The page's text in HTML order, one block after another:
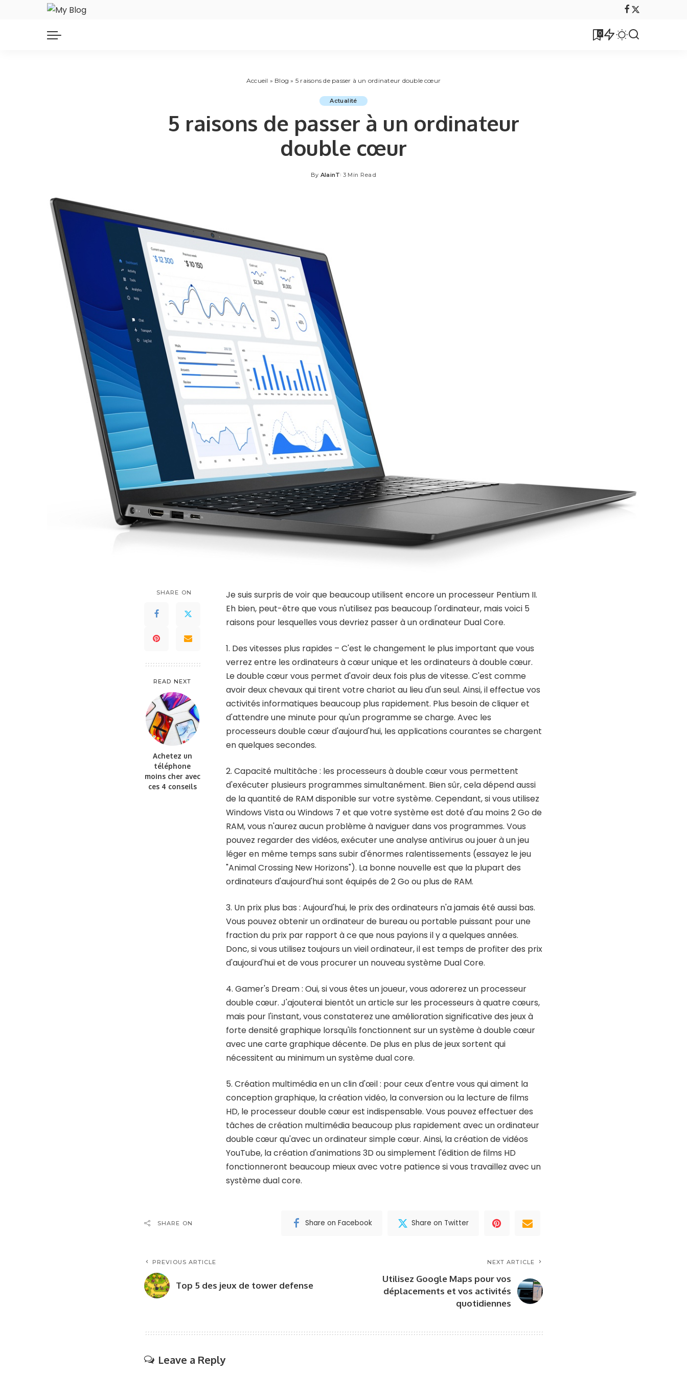
0
Accueil » Blog » 5 raisons de passer à un ordinateur double cœur
Actualité
5 raisons de passer à un ordinateur
double cœur
Posted
By AlainT 3 Min Read
SHARE ON
READ NEXT
Achetez un
téléphone
moins cher avec
ces 4 conseils
Je suis surpris de voir que beaucoup utilisent encore un processeur Pentium II.
Eh bien, peut-être que vous n'utilisez pas beaucoup l'ordinateur, mais voici 5
raisons pour lesquelles vous devriez passer à un ordinateur Dual Core.
1. Des vitesses plus rapides – C'est le changement le plus important que vous
verrez entre les ordinateurs à cœur unique et les ordinateurs à double cœur.
Le double cœur vous permet d'avoir deux fois plus de vitesse. C'est comme
avoir deux chevaux qui tirent votre chariot au lieu d'un seul. Ainsi, il effectue vos
activités informatiques beaucoup plus rapidement. Plus besoin de cliquer et
d'attendre une minute pour qu'un programme se charge. Avec les
processeurs double cœur d'aujourd'hui, les applications courantes se chargent
en quelques secondes.
2. Capacité multitâche : les processeurs à double cœur vous permettent
d'exécuter plusieurs programmes simultanément. Bien sûr, cela dépend aussi
de la quantité de RAM disponible sur votre système. Cependant, si vous utilisez
Windows Vista ou Windows 7 et que votre système est doté d'au moins 2 Go de
RAM, vous n'aurez aucun problème à naviguer dans vos programmes. Vous
pouvez regarder des vidéos, exécuter une analyse antivirus ou jouer à un jeu
léger en même temps sans subir d'énormes ralentissements (essayez le jeu
"Animal Crossing New Horizons"). La bonne nouvelle est que la plupart des
ordinateurs d'aujourd'hui sont équipés de 2 Go ou plus de RAM.
3. Un prix plus bas : Aujourd'hui, le prix des ordinateurs n'a jamais été aussi bas.
Vous pouvez obtenir un ordinateur de bureau ou portable puissant pour une
fraction du prix par rapport à ce que nous payions il y a quelques années.
Donc, si vous utilisez toujours un vieil ordinateur, il est temps de profiter des prix
d'aujourd'hui et de vous procurer un nouveau système Dual Core.
4. Gamer's Dream : Oui, si vous êtes un joueur, vous adorerez un processeur
double cœur. J'ajouterai bientôt un article sur les processeurs à quatre cœurs,
mais pour l'instant, vous constaterez une amélioration significative des jeux à
forte densité graphique lorsqu'ils fonctionnent sur un système à double cœur
avec une carte graphique décente. De plus en plus de jeux sortent qui
nécessitent au minimum un système dual core.
5. Création multimédia en un clin d'œil : pour ceux d'entre vous qui aiment la
conception graphique, la création vidéo, la conversion ou la lecture de films
HD, le processeur double cœur est indispensable. Vous pouvez effectuer des
tâches de création multimédia beaucoup plus rapidement avec un ordinateur
double cœur qu'avec un ordinateur simple cœur. Ainsi, la création de vidéos
YouTube, la création d'animations 3D ou simplement l'édition de films HD
fonctionneront beaucoup mieux avec votre patience si vous travaillez avec un
système dual core.
SHARE ON Share on Facebook Share on Twitter
PREVIOUS ARTICLE
Top 5 des jeux de tower defense
NEXT ARTICLE
Utilisez Google Maps pour vos
déplacements et vos activités
quotidiennes
Leave a Reply